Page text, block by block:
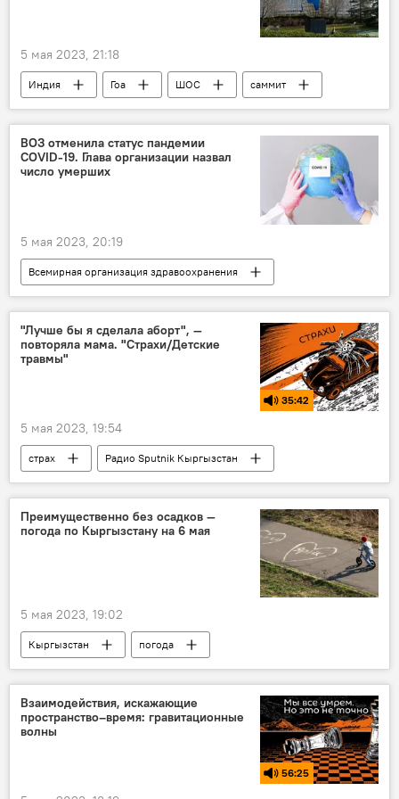
5 мая 2023, 21:18
Индия Гоа ШОС
саммит
Китай
МИД цветная революция
ВОЗ отменила статус пандемии
COVID-19. Глава организации назвал
число умерших
5 мая 2023, 20:19
Всемирная организация здравоохранения
пандемия
вирус
статус
отмена
"Лучше бы я сделала аборт", —
повторяла мама. "Страхи/Детские
травмы"
35:42
5 мая 2023, 19:54
страх
Радио Sputnik Кыргызстан
мать
ребенок дети
аборт
Преимущественно без осадков —
погода по Кыргызстану на 6 мая
5 мая 2023, 19:02
Кыргызстан
погода
прогноз погоды
Прогноз погоды по Кыргызстану
погода в Кыргызстане
Взаимодействия, искажающие
пространство–время: гравитационные
волны
56:25